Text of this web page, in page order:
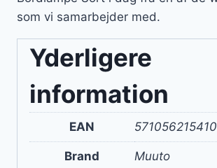
som vi samarbejder med.
Yderligere
information
EAN
Brand Muuto